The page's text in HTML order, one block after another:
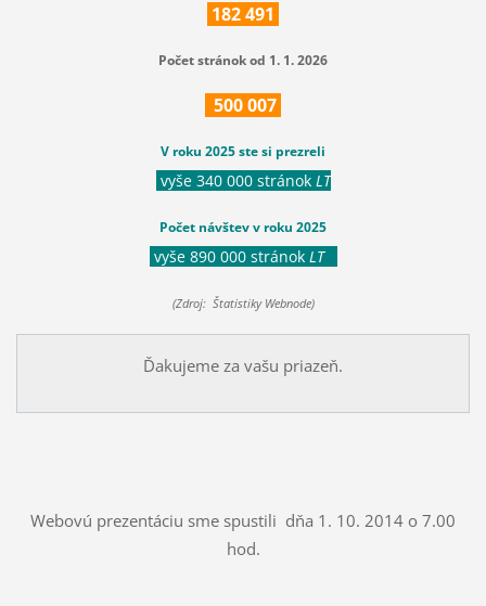
182491
Počet stránok od 1. 1. 2026
500007
V roku 2025 ste si prezreli
vyše 340 000 stránok LT
Počet návštev v roku 2025
vyše 890 000 stránok LT
(Zdroj: Štatistiky Webnode)
Ďakujeme za vašu priazeň.
Webovú prezentáciu sme spustili dňa 1. 10. 2014 o 7.00
hod.